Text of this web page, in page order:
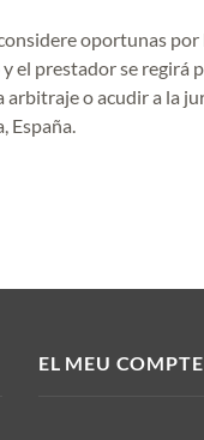
oportunas
prestador se regirá
o acudir a la
España.
EL MEU COMPTE